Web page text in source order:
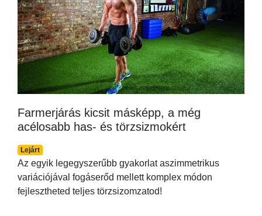
Farmerjárás kicsit másképp, a még
acélosabb has- és törzsizmokért
Lejárt
Az egyik legegyszerűbb gyakorlat aszimmetrikus
variációjával fogáserőd mellett komplex módon
fejlesztheted teljes törzsizomzatod!